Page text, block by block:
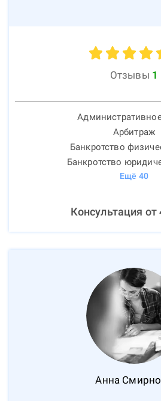
Отзывы 1
Арбитраж
Банкротство
Банкротство
Ещё 40
Консультация от
Анна